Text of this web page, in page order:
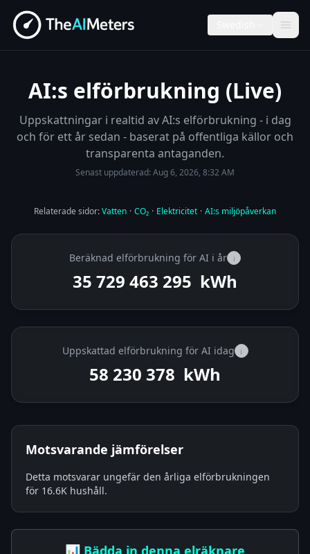
AI:s elförbrukning (Live)
Uppskattningar i realtid av AI:s elförbrukning - i dag
och för ett år sedan - baserat på offentliga källor och
transparenta antaganden.
Senast uppdaterad:Aug 6, 2026, 8:32 AM
Relaterade sidor:Vatten · CO₂ · Elektricitet · AI:s miljöpåverkan
Beräknad elförbrukning för AI i år i
35 729 463 612 kWh
Uppskattad elförbrukning för AI idag i
58 230 694 kWh
Motsvarande jämförelser
Detta motsvarar ungefär den årliga elförbrukningen
för 16.6K hushåll.
📊 Bädda in denna elräknare